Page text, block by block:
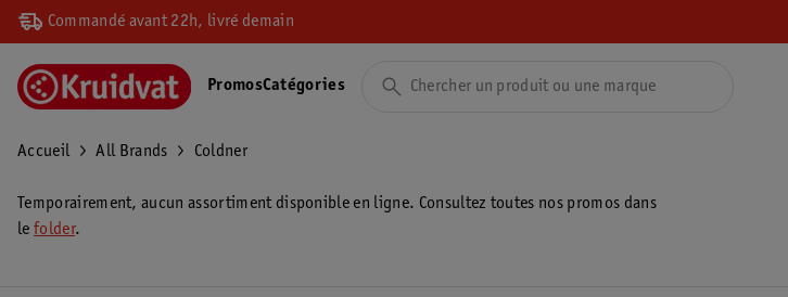
Commandé avant 22h, livré demain
PromosCatégories
Accueil All Brands Coldner
Temporairement, aucun assortiment disponible en ligne. Consultez toutes nos promos dans
le folder.